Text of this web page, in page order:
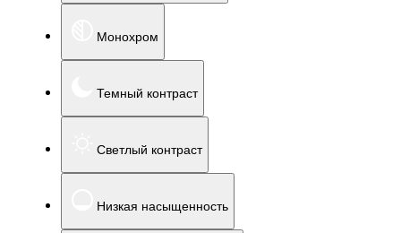
Монохром
Темный контраст
Светлый контраст
Низкая насыщенность